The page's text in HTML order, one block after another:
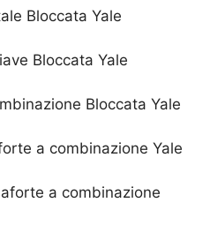
Bloccata Yale
Bloccata Yale
Bloccata Yale
a combinazione Yale
a combinazione